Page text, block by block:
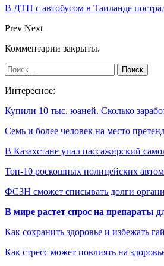
В ДТП с автобусом в Таиланде
Prev Next
Комментарии закрыты.
Интересное:
Купили 10 тыс. юаней. Сколько
Семь и более человек на место
В Казахстане упал пассажирский
Топ-10 роскошных полицейских
ФСЗН сможет списывать долги
В мире растет спрос на препараты
Как сохранить здоровье и избежать
Как стресс может повлиять на